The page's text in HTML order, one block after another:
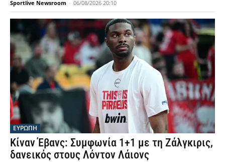
Sportlive Newsroom - 06/08/2026 20:10
ΕΥΡΩΠΗ
Κίναν Έβανς: Συμφωνία 1+1 με τη Ζάλγκιρις,
δανεικός στους Λόντον Λάιονς